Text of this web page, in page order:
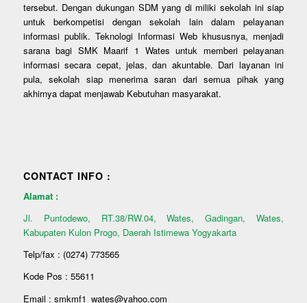
tersebut. Dengan dukungan SDM yang di miliki sekolah ini siap
untuk berkompetisi dengan sekolah lain dalam pelayanan
informasi publik. Teknologi Informasi Web khususnya, menjadi
sarana bagi SMK Maarif 1 Wates untuk memberi pelayanan
informasi secara cepat, jelas, dan akuntable. Dari layanan ini
pula, sekolah siap menerima saran dari semua pihak yang
akhirnya dapat menjawab Kebutuhan masyarakat.
CONTACT INFO :
Alamat :
Jl. Puntodewo, RT.38/RW.04, Wates, Gadingan, Wates,
Kabupaten Kulon Progo, Daerah Istimewa Yogyakarta
Telp/fax : (0274) 773565
Kode Pos : 55611
Email : smkmf1_wates@yahoo.com